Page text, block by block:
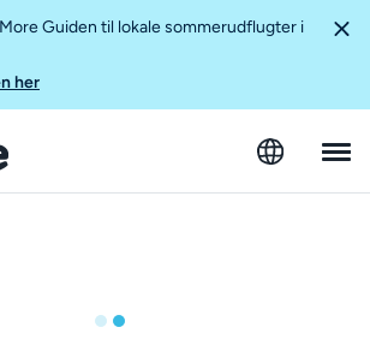
Guiden til lokale sommerudflugter i
her